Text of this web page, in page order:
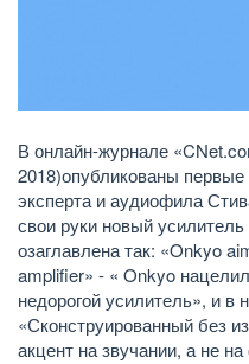
В онлайн-журнале
2018)опубликованы первые
эксперта и аудиофила
свои руки новый
озаглавлена так: «Onkyo
amplifier» - « Onkyo
недорогой усилитель», и в
«Сконструированный без
акцент на звучании, а не